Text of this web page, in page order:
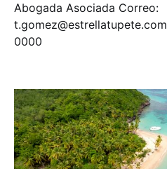
Abogada Asociada Correo:
t.gomez@estrellatupete.com
0000